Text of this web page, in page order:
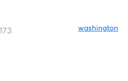
washington